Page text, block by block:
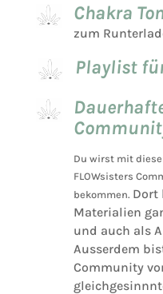
Chakra
zum
Playlist
Du wirst mit
FLOWsisters
bekommen. Dort
Materialien
und auch als
Ausserdem
Community